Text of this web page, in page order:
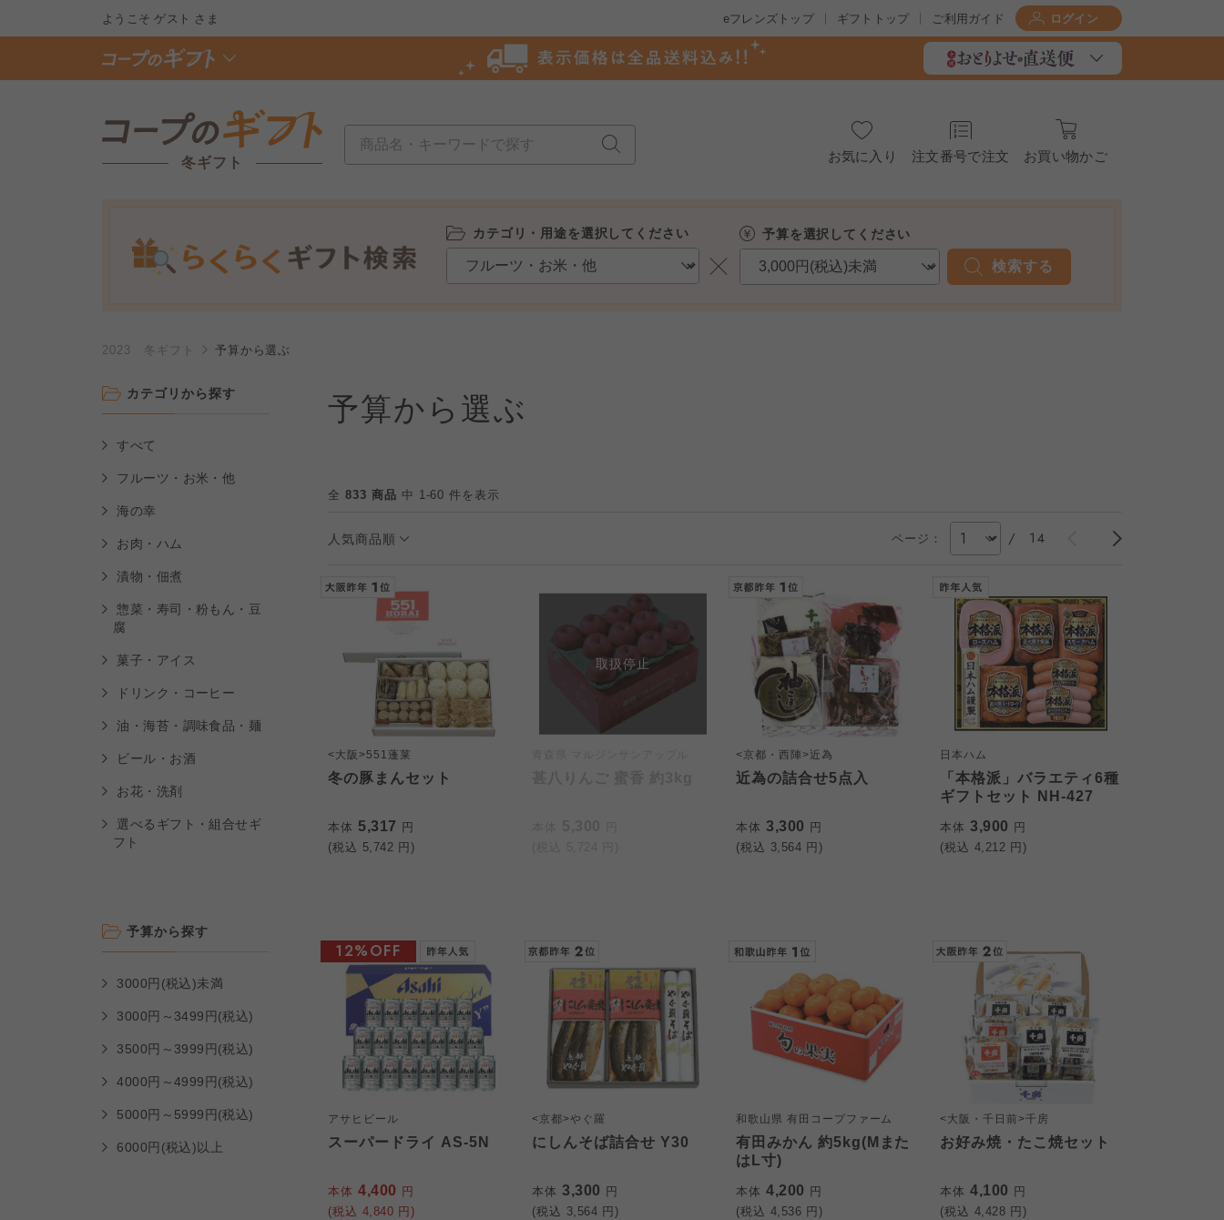
ようこそゲスト さま eフレンズトップ ギフトトップ ご利用ガイド ログイン
冬ギフト お気に入り 注文番号で注文 お買い物かご
カテゴリ・用途を選択してください 予算を選択してください
検索する
2023 冬ギフト 予算から選ぶ
カテゴリから探す
すべて
フルーツ・お米・他
海の幸
お肉・ハム
漬物・佃煮
惣菜・寿司・粉もん・豆
腐
菓子・アイス
ドリンク・コーヒー
油・海苔・調味食品・麺
ビール・お酒
お花・洗剤
選べるギフト・組合せギ
フト
予算から探す
3000円(税込)未満
3000円～3499円(税込)
3500円～3999円(税込)
4000円～4999円(税込)
5000円～5999円(税込)
6000円(税込)以上
予算から選ぶ
全 833 商品 中 1-60 件を表示
人気商品順 ページ： / 14
<大阪>551蓬莱
冬の豚まんセット
本体 5,317 円
(税込 5,742 円)
取扱停止
<京都・西陣>近為
近為の詰合せ5点入
本体 3,300 円
(税込 3,564 円)
日本ハム
「本格派」バラエティ6種
ギフトセット NH-427
本体 3,900 円
(税込 4,212 円)
アサヒビール
スーパードライ AS-5N
本体 4,400 円
(税込 4,840 円)
12%OFF
<京都>やぐ羅
にしんそば詰合せ Y30
本体 3,300 円
(税込 3,564 円)
和歌山県 有田コープファーム
有田みかん 約5kg(Mまた
はL寸)
本体 4,200 円
(税込 4,536 円)
<大阪・千日前>千房
お好み焼・たこ焼セット
本体 4,100 円
(税込 4,428 円)